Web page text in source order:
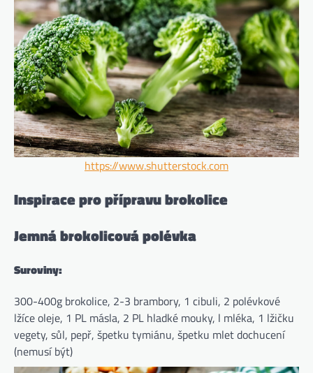
https://www.shutterstock.com
Inspirace pro přípravu brokolice
Jemná brokolicová polévka
Suroviny:
300-400g brokolice, 2-3 brambory, 1 cibuli, 2 polévkové
lžíce oleje, 1 PL másla, 2 PL hladké mouky, l mléka, 1 lžičku
vegety, sůl, pepř, špetku tymiánu, špetku mlet dochucení
(nemusí být)